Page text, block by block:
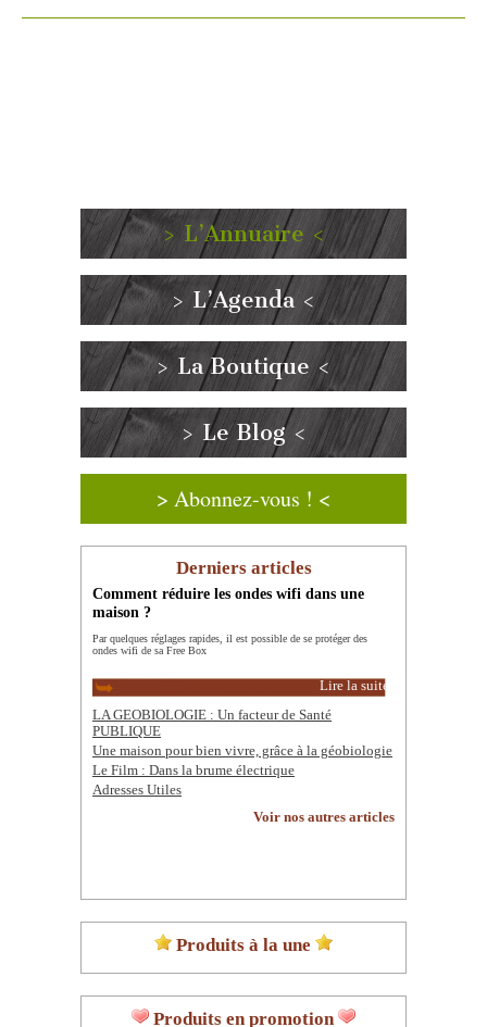
> L’Annuaire <
> L’Agenda <
> La Boutique <
> Le Blog <
> Abonnez-vous ! <
Derniers articles
Comment réduire les ondes wifi dans une
maison ?
Par quelques réglages rapides, il est possible de se protéger des
ondes wifi de sa Free Box
Lire la suite
LA GEOBIOLOGIE : Un facteur de Santé
PUBLIQUE
Une maison pour bien vivre, grâce à la géobiologie
Le Film : Dans la brume électrique
Adresses Utiles
Voir nos autres articles
Produits à la une
Produits en promotion